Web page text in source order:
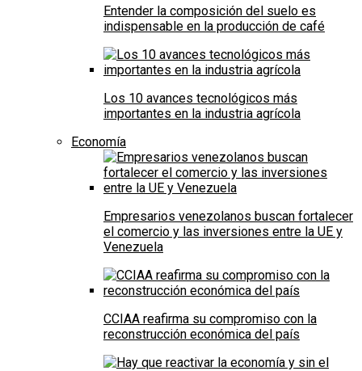
Entender la composición del suelo es
indispensable en la producción de café
Los 10 avances tecnológicos más
importantes en la industria agrícola
Economía
Empresarios venezolanos buscan fortalecer
el comercio y las inversiones entre la UE y
Venezuela
CCIAA reafirma su compromiso con la
reconstrucción económica del país